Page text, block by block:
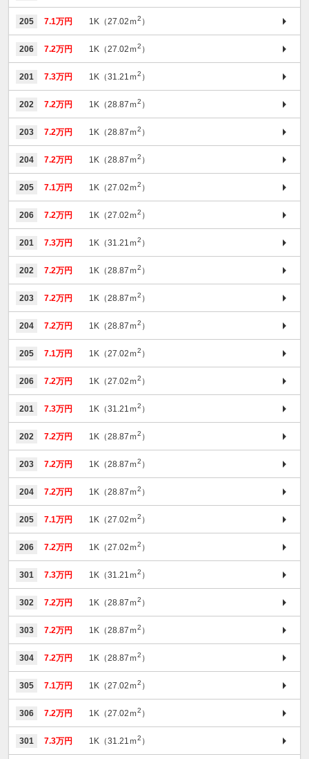
205 7.1万円 1K（27.02ｍ2 ）
206 7.2万円 1K（27.02ｍ2 ）
201 7.3万円 1K（31.21ｍ2 ）
202 7.2万円 1K（28.87ｍ2 ）
203 7.2万円 1K（28.87ｍ2 ）
204 7.2万円 1K（28.87ｍ2 ）
205 7.1万円 1K（27.02ｍ2 ）
206 7.2万円 1K（27.02ｍ2 ）
201 7.3万円 1K（31.21ｍ2 ）
202 7.2万円 1K（28.87ｍ2 ）
203 7.2万円 1K（28.87ｍ2 ）
204 7.2万円 1K（28.87ｍ2 ）
205 7.1万円 1K（27.02ｍ2 ）
206 7.2万円 1K（27.02ｍ2 ）
201 7.3万円 1K（31.21ｍ2 ）
202 7.2万円 1K（28.87ｍ2 ）
203 7.2万円 1K（28.87ｍ2 ）
204 7.2万円 1K（28.87ｍ2 ）
205 7.1万円 1K（27.02ｍ2 ）
206 7.2万円 1K（27.02ｍ2 ）
301 7.3万円 1K（31.21ｍ2 ）
302 7.2万円 1K（28.87ｍ2 ）
303 7.2万円 1K（28.87ｍ2 ）
304 7.2万円 1K（28.87ｍ2 ）
305 7.1万円 1K（27.02ｍ2 ）
306 7.2万円 1K（27.02ｍ2 ）
301 7.3万円 1K（31.21ｍ2 ）